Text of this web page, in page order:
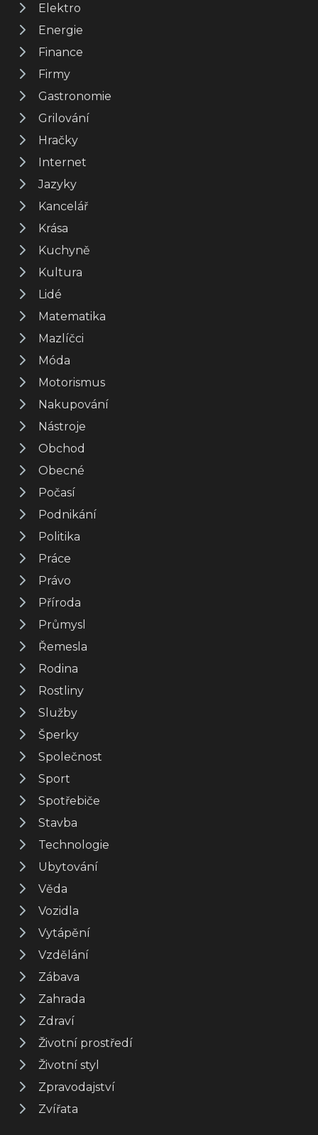
Elektro
Energie
Finance
Firmy
Gastronomie
Grilování
Hračky
Internet
Jazyky
Kancelář
Krása
Kuchyně
Kultura
Lidé
Matematika
Mazlíčci
Móda
Motorismus
Nakupování
Nástroje
Obchod
Obecné
Počasí
Podnikání
Politika
Práce
Právo
Příroda
Průmysl
Řemesla
Rodina
Rostliny
Služby
Šperky
Společnost
Sport
Spotřebiče
Stavba
Technologie
Ubytování
Věda
Vozidla
Vytápění
Vzdělání
Zábava
Zahrada
Zdraví
Životní prostředí
Životní styl
Zpravodajství
Zvířata